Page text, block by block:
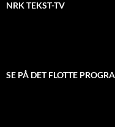
NRK TEKST-TV
SE PÅ DET FLOTTE